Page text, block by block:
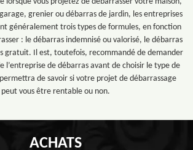
grenier ou débarras de jardin, les entreprises
généralement trois types de formules, en fonction
: le débarras indemnisé ou valorisé, le débarras
gratuit. Il est, toutefois, recommandé de demander
l’entreprise de débarras avant de choisir le type de
de savoir si votre projet de débarrassage
peut vous être rentable ou non.
ACHATS